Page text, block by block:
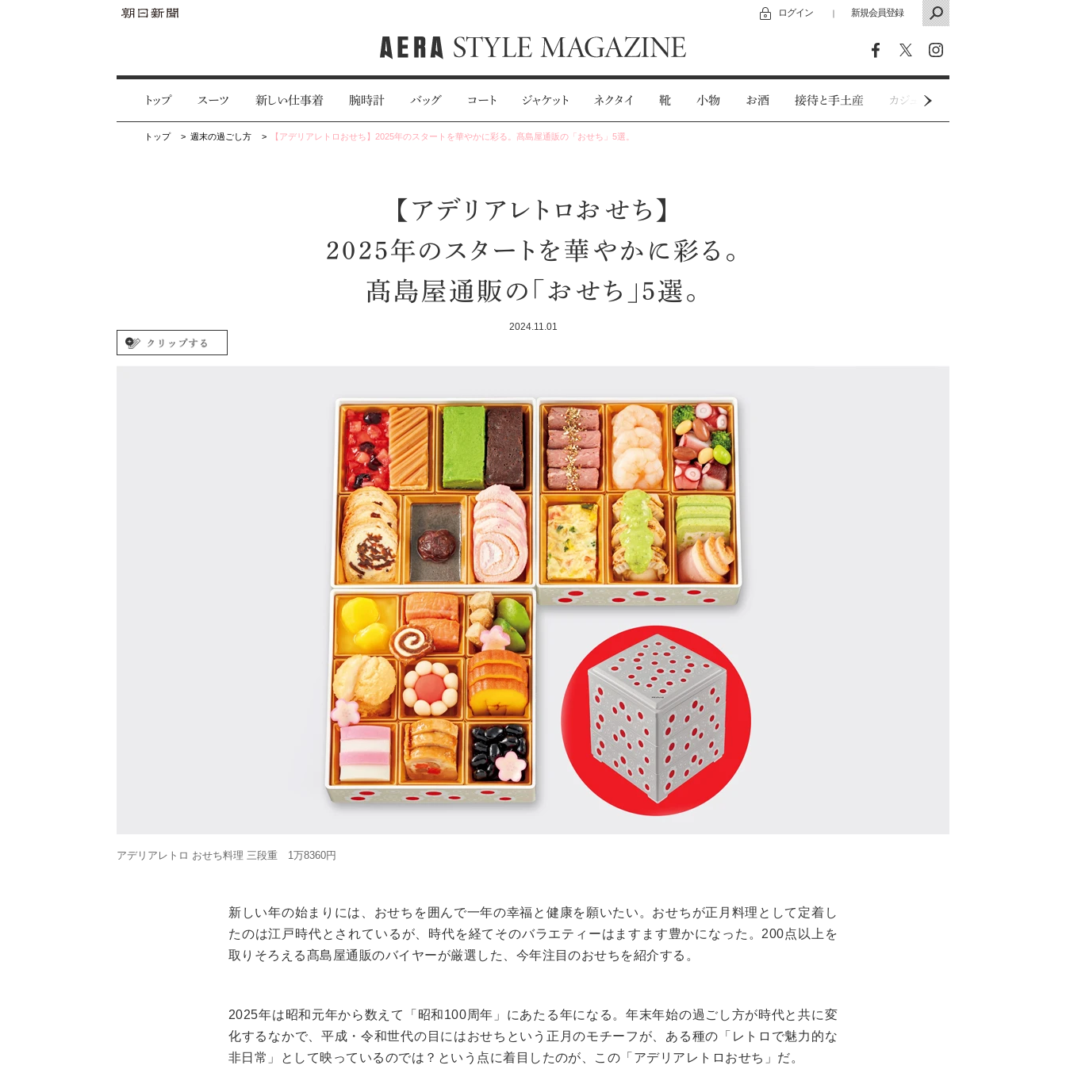
ログイン ｜ 新規会員登録
トップ スーツ 新しい仕事着 腕時計 バッグ コート ジャケット ネクタイ 靴 小物 お酒 接待と手土産 カジュアルウェア
トップ 週末の過ごし方 【アデリアレトロおせち】2025年のスタートを華やかに彩る。髙島屋通販の「おせち」5選。
【アデリアレトロおせち】
2025年のスタートを華やかに彩る。
髙島屋通販の「おせち」5選。
2024.11.01
アデリアレトロ おせち料理 三段重 1万8360円
新しい年の始まりには、おせちを囲んで一年の幸福と健康を願いたい。おせちが正月料理として定着し
たのは江戸時代とされているが、時代を経てそのバラエティーはますます豊かになった。200点以上を
取りそろえる髙島屋通販のバイヤーが厳選した、今年注目のおせちを紹介する。
2025年は昭和元年から数えて「昭和100周年」にあたる年になる。年末年始の過ごし方が時代と共に変
化するなかで、平成・令和世代の目にはおせちという正月のモチーフが、ある種の「レトロで魅力的な
非日常」として映っているのでは？という点に着目したのが、この「アデリアレトロおせち」だ。